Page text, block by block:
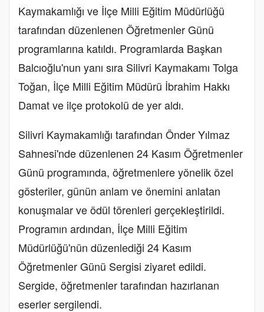
Kaymakamlığı ve İlçe Milli Eğitim Müdürlüğü
tarafından düzenlenen Öğretmenler Günü
programlarına katıldı. Programlarda Başkan
Balcıoğlu'nun yanı sıra Silivri Kaymakamı Tolga
Toğan, İlçe Milli Eğitim Müdürü İbrahim Hakkı
Damat ve ilçe protokolü de yer aldı.
Silivri Kaymakamlığı tarafından Önder Yılmaz
Sahnesi'nde düzenlenen 24 Kasım Öğretmenler
Günü programında, öğretmenlere yönelik özel
gösteriler, günün anlam ve önemini anlatan
konuşmalar ve ödül törenleri gerçekleştirildi.
Programın ardından, İlçe Milli Eğitim
Müdürlüğü'nün düzenlediği 24 Kasım
Öğretmenler Günü Sergisi ziyaret edildi.
Sergide, öğretmenler tarafından hazırlanan
eserler sergilendi.